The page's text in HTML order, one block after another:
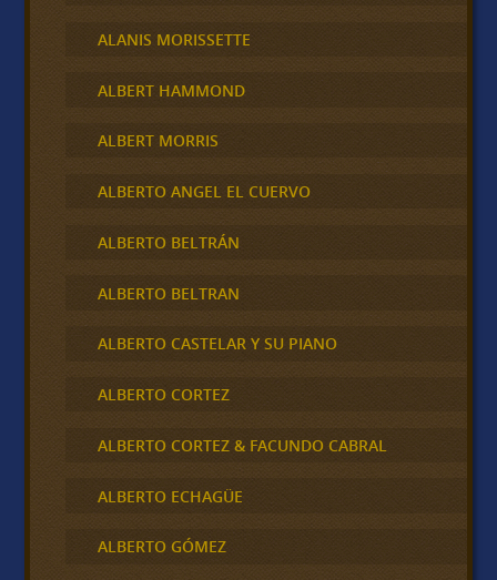
ALANIS MORISSETTE
ALBERT HAMMOND
ALBERT MORRIS
ALBERTO ANGEL EL CUERVO
ALBERTO BELTRÁN
ALBERTO BELTRAN
ALBERTO CASTELAR Y SU PIANO
ALBERTO CORTEZ
ALBERTO CORTEZ & FACUNDO CABRAL
ALBERTO ECHAGÜE
ALBERTO GÓMEZ